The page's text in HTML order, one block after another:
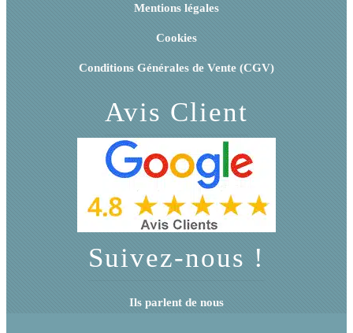
Mentions légales
Cookies
Conditions Générales de Vente (CGV)
Avis Client
Suivez-nous !
Ils parlent de nous